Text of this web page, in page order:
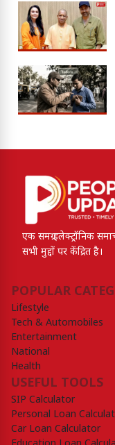
एक समग्र इलेक्ट्रॉनिक
सभी मुद्दों पर केंद्रित है।
POPULAR
Lifestyle
Tech & Automobiles
Entertainment
National
Health
USEFUL TOOLS
SIP Calculator
Personal Loan
Car Loan Calculator